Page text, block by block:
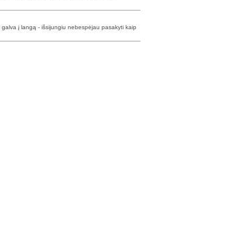
į langą - išsijungiu nebespėjau pasakyti kaip